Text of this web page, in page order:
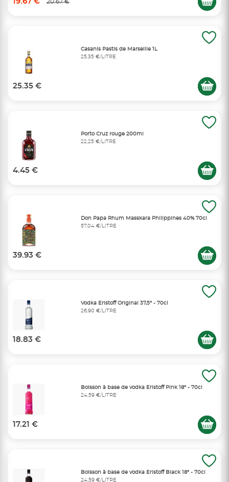
20.67 €
Casanis Pastis de Marseille 1L
25,35 €/LITRE
25.35 €
Porto Cruz rouge 200ml
22,25 €/LITRE
4.45 €
Don Papa Rhum Masskara Philippines 40% 70cl
57,04 €/LITRE
39.93 €
Vodka Eristoff Original 37,5° - 70cl
26,90 €/LITRE
18.83 €
Boisson à base de vodka Eristoff Pink 18° - 70cl
24,59 €/LITRE
17.21 €
Boisson à base de vodka Eristoff Black 18° - 70cl
24,59 €/LITRE